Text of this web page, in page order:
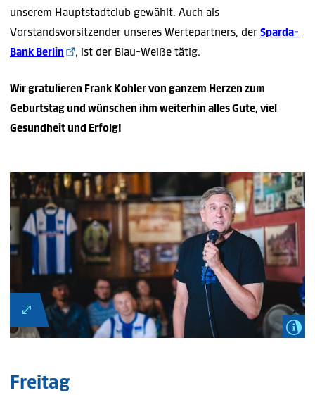
unserem Hauptstadtclub gewählt. Auch als
Vorstandsvorsitzender unseres Wertepartners, der Sparda-
Bank Berlin
, ist der Blau-Weiße tätig.
Wir gratulieren Frank Kohler von ganzem Herzen zum
Geburtstag und wünschen ihm weiterhin alles Gute, viel
Gesundheit und Erfolg!
Freitag